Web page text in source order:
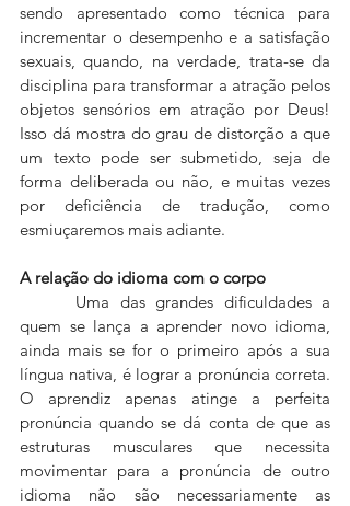
sendo apresentado como técnica para
incrementar o desempenho e a satisfação
sexuais, quando, na verdade, trata-se da
disciplina para transformar a atração pelos
objetos sensórios em atração por Deus!
Isso dá mostra do grau de distorção a que
um texto pode ser submetido, seja de
forma deliberada ou não, e muitas vezes
por deficiência de tradução, como
esmiuçaremos mais adiante.
A relação do idioma com o corpo
quem se lança a aprender novo idioma,
ainda mais se for o primeiro após a sua
língua nativa, é lograr a pronúncia correta.
O aprendiz apenas atinge a perfeita
pronúncia quando se dá conta de que as
estruturas musculares que necessita
movimentar para a pronúncia de outro
idioma não são necessariamente as